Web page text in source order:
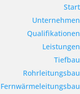
Start
Unternehmen
Qualifikationen
Leistungen
Tiefbau
Rohrleitungsbau
Fernwärmeleitungsbau